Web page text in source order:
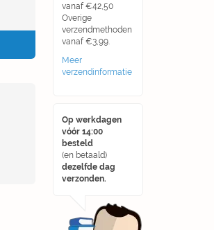
vanaf €42,50
Overige
verzendmethoden
vanaf €3,99.
Meer
verzendinformatie
Op werkdagen
vóór 14:00
besteld
(en betaald)
dezelfde dag
verzonden.